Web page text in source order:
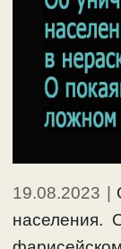
19.08.2023
населения.